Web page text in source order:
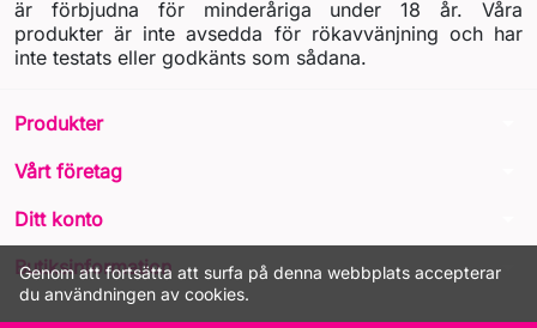
Genom att fortsätta att surfa på denna webbplats accepterar
du användningen av cookies.
är förbjudna för minderåriga under 18 år. Våra
produkter är inte avsedda för rökavvänjning och har
inte testats eller godkänts som sådana.
Produkter
Vårt företag
Ditt konto
Butiksinformation arrow_drop_down